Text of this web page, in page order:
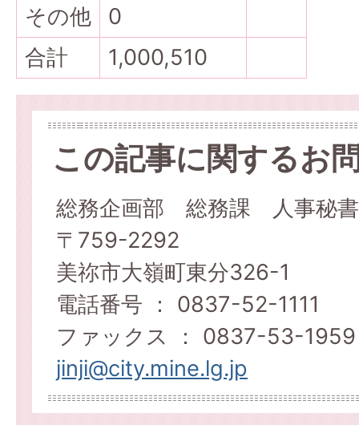
その他
0
合計
1,000,510
この記事に関するお
総務企画部 総務課 人事秘
〒759-2292
美祢市大嶺町東分326-1
電話番号 ： 0837-52-1111
ファックス ： 0837-53-1959
jinji@city.mine.lg.jp